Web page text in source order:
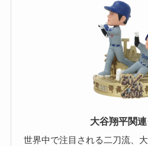
大谷翔平関
世界中で注目される二刀流、